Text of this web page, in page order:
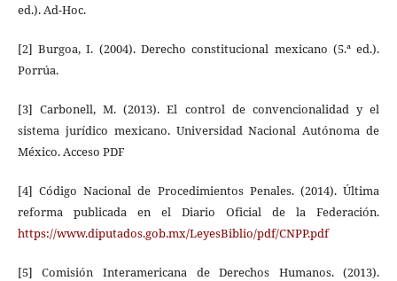
ed.). Ad-Hoc.
[2] Burgoa, I. (2004). Derecho constitucional mexicano (5.ª ed.).
Porrúa.
[3] Carbonell, M. (2013). El control de convencionalidad y el
sistema jurídico mexicano. Universidad Nacional Autónoma de
México. Acceso PDF
[4] Código Nacional de Procedimientos Penales. (2014). Última
reforma publicada en el Diario Oficial de la Federación.
https://www.diputados.gob.mx/LeyesBiblio/pdf/CNPP.pdf
[5] Comisión Interamericana de Derechos Humanos. (2013).